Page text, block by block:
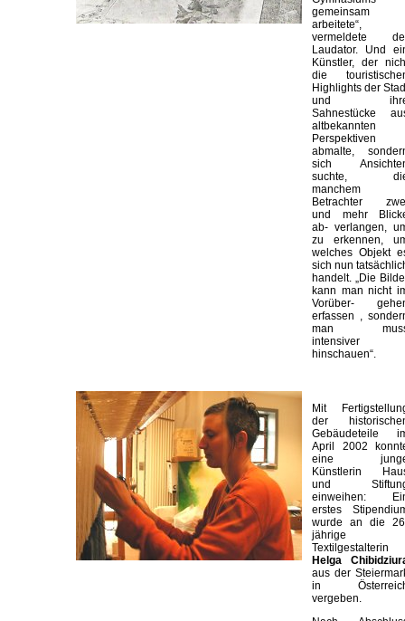
gemeinsam
arbeitete“,
vermeldete
Laudator. Und
Künstler, der
die
Highlights der
und
Sahnestücke
altbekannten
Perspektiven
abmalte,
sich
suchte,
manchem
Betrachter
und mehr
ab- verlangen,
zu erkennen,
welches Objekt
sich nun
handelt. „Die
kann man nicht
Vorüber-
erfassen ,
man
intensiver
hinschauen“.
Mit
der
Gebäudeteile
April 2002
eine
Künstlerin
und
einweihen:
erstes
wurde an die
jährige
Textilgestalterin
Helga
aus der
in
vergeben.